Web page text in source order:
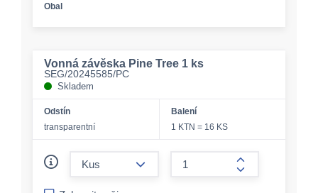
Obal
Vonná závěska Pine Tree 1 ks
SEG/20245585/PC
Skladem
Odstín
transparentní
Balení
1 KTN = 16 KS
form.increase-